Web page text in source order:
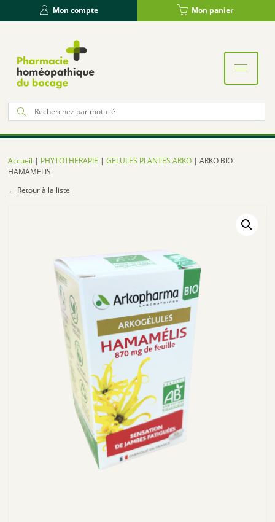
Mon compte Mon panier
:
Accueil | PHYTOTHERAPIE |GELULES PLANTES ARKO | ARKO BIO
HAMAMELIS
← Retour à la liste
Panneau de gestion des cookies